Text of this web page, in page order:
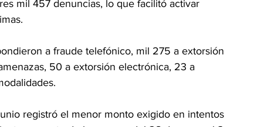
mil 457 denuncias, lo que facilitó activar
a fraude telefónico, mil 275 a extorsión
50 a extorsión electrónica, 23 a
registró el menor monto exigido en intentos